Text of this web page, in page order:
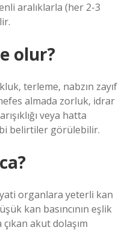
aralıklarla (her 2-3
olur?
terleme, nabzın zayıf
almada zorluk, idrar
veya hatta
belirtiler görülebilir.
organlara yeterli kan
kan basıncının eşlik
akut dolaşım